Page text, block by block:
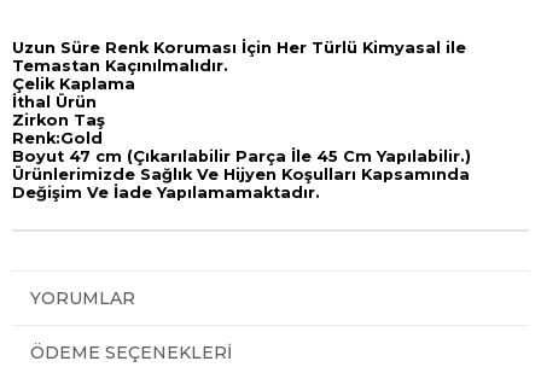
Uzun Süre Renk Koruması İçin Her Türlü Kimyasal ile
Temastan Kaçınılmalıdır.
Çelik Kaplama
İthal Ürün
Zirkon Taş
Renk:Gold
Boyut 47 cm (Çıkarılabilir Parça İle 45 Cm Yapılabilir.)
Ürünlerimizde Sağlık Ve Hijyen Koşulları Kapsamında
Değişim Ve İade Yapılamamaktadır.
YORUMLAR
ÖDEME SEÇENEKLERI